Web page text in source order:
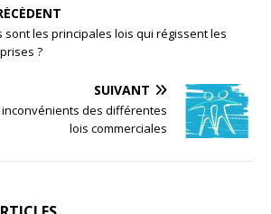
sont les principales lois qui régissent les
?
SUIVANT
des différentes
lois commerciales